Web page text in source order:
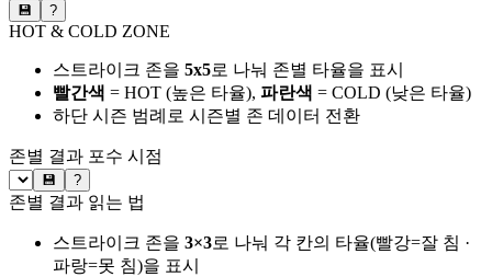
💾 ?
HOT & COLD ZONE
스트라이크 존을 5x5로 나눠 존별 타율을 표시
빨간색 = HOT (높은 타율), 파란색 = COLD (낮은 타율)
하단 시즌 범례로 시즌별 존 데이터 전환
존별 결과 포수 시점
💾 ?
존별 결과 읽는 법
스트라이크 존을 3×3로 나눠 각 칸의 타율(빨강=잘 침 ·
파랑=못 침)을 표시